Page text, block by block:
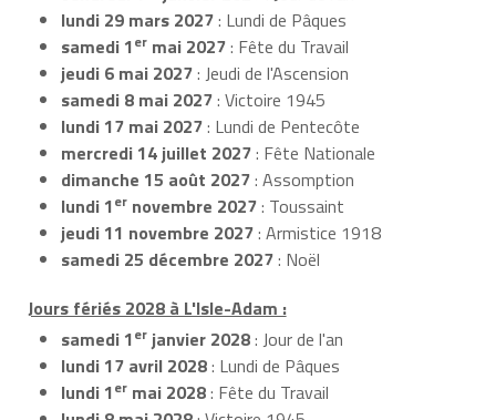
lundi 29 mars 2027: Lundi de Pâques
samedi 1er mai 2027: Fête du Travail
jeudi 6 mai 2027: Jeudi de l'Ascension
samedi 8 mai 2027: Victoire 1945
lundi 17 mai 2027: Lundi de Pentecôte
mercredi 14 juillet 2027: Fête Nationale
dimanche 15 août 2027: Assomption
lundi 1er novembre 2027: Toussaint
jeudi 11 novembre 2027: Armistice 1918
samedi 25 décembre 2027: Noël
Jours fériés 2028 à L'Isle-Adam :
samedi 1er janvier 2028: Jour de l'an
lundi 17 avril 2028: Lundi de Pâques
lundi 1er mai 2028: Fête du Travail